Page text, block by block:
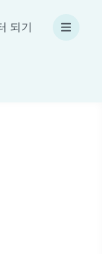
되기